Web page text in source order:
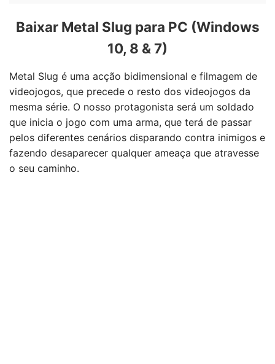
Baixar Metal Slug para PC (Windows
10, 8 & 7)
Metal Slug é uma acção bidimensional e filmagem de
videojogos, que precede o resto dos videojogos da
mesma série. O nosso protagonista será um soldado
que inicia o jogo com uma arma, que terá de passar
pelos diferentes cenários disparando contra inimigos e
fazendo desaparecer qualquer ameaça que atravesse
o seu caminho.